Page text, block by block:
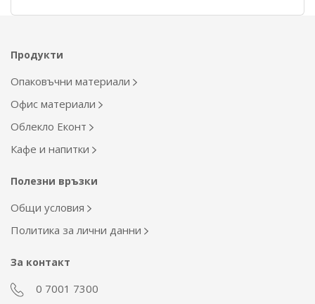
Продукти
Опаковъчни материали
Офис материали
Облекло Еконт
Кафе и напитки
Полезни връзки
Общи условия
Политика за лични данни
За контакт
0 7001 7300